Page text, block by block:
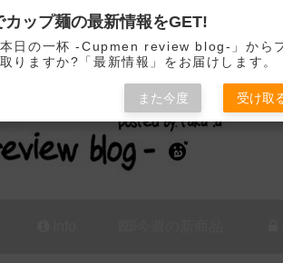
レビュー / アレンジするブログ
ップ麺の最新情報をGET!
本日の一杯 -Cupmen review blog-」から
りますか?「最新情報」をお届けします。
また今度 受け取